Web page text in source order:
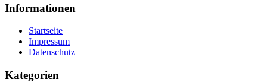
Informationen
Startseite
Impressum
Datenschutz
Kategorien